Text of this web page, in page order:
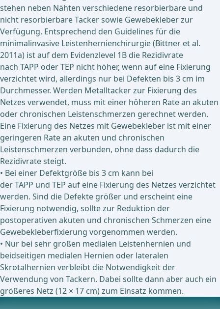
stehen neben Nähten verschiedene resorbierbare und
nicht resorbierbare Tacker sowie Gewebekleber zur
Verfügung. Entsprechend den Guidelines für die
minimalinvasive Leistenhernienchirurgie (Bittner et al.
2011a) ist auf dem Evidenzlevel 1B die Rezidivrate
nach TAPP oder TEP nicht höher, wenn auf eine Fixierung
verzichtet wird, allerdings nur bei Defekten bis 3 cm im
Durchmesser. Werden Metalltacker zur Fixierung des
Netzes verwendet, muss mit einer höheren Rate an akuten
oder chronischen Leistenschmerzen gerechnet werden.
Eine Fixierung des Netzes mit Gewebekleber ist mit einer
geringeren Rate an akuten und chronischen
Leistenschmerzen verbunden, ohne dass dadurch die
Rezidivrate steigt.
• Bei einer Defektgröße bis 3 cm kann bei
der TAPP und TEP auf eine Fixierung des Netzes verzichtet
werden. Sind die Defekte größer und erscheint eine
Fixierung notwendig, sollte zur Reduktion der
postoperativen akuten und chronischen Schmerzen eine
Gewebekleberfixierung vorgenommen werden.
• Nur bei sehr großen medialen Leistenhernien und
beidseitigen medialen Hernien oder lateralen
Skrotalhernien verbleibt die Notwendigkeit der
Verwendung von Tackern. Dabei sollte dann aber auch ein
größeres Netz (12 × 17 cm) zum Einsatz kommen.
Aktuell laufende Studien zu diesem Thema